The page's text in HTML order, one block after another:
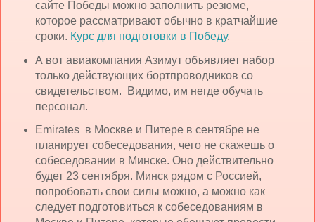
сайте Победы можно заполнить резюме,
которое рассматривают обычно в кратчайшие
сроки. Курс для подготовки в Победу.
А вот авиакомпания Азимут объявляет набор
только действующих бортпроводников со
свидетельством. Видимо, им негде обучать
персонал.
Emirates в Москве и Питере в сентябре не
планирует собеседования, чего не скажешь о
собеседовании в Минске. Оно действительно
будет 23 сентября. Минск рядом с Россией,
попробовать свои силы можно, а можно как
следует подготовиться к собеседованиям в